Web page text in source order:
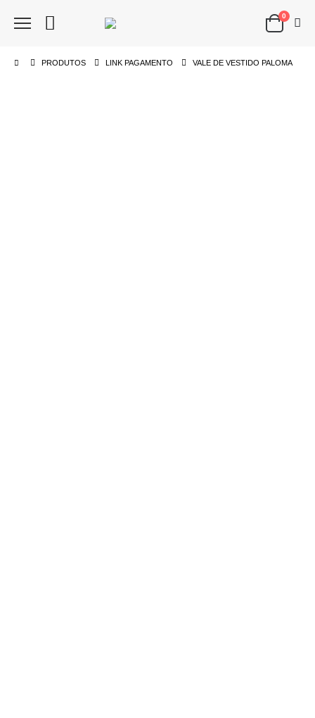
0
PRODUTOS LINK PAGAMENTO VALE DE VESTIDO PALOMA